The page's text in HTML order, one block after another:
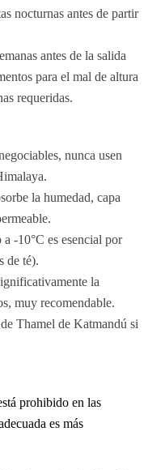
nocturnas antes de partir
antes de la salida
para el mal de altura
requeridas.
nunca usen
la humedad, capa
-10°C es esencial por
de té).
la
muy recomendable.
Thamel de Katmandú si
prohibido en las
es más